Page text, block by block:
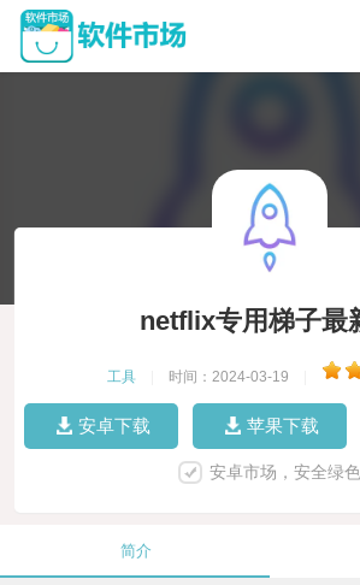
netflix专用梯子最
工具 时间：2024-03-19
安卓下载 苹果下载
安卓市场，安全绿色
简介